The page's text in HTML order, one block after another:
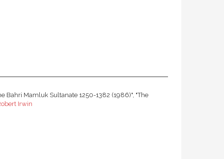
Bahri Mamluk Sultanate 1250-1382 (1986)", "The
Irwin